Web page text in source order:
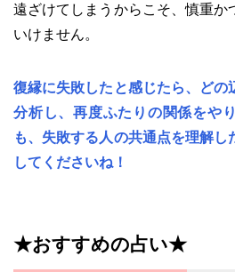
遠ざけてしまうからこそ、慎重か
いけません。
復縁に失敗したと感じたら、どの
分析し、再度ふたりの関係をや
も、失敗する人の共通点を理解
してくださいね！
★おすすめの占い★